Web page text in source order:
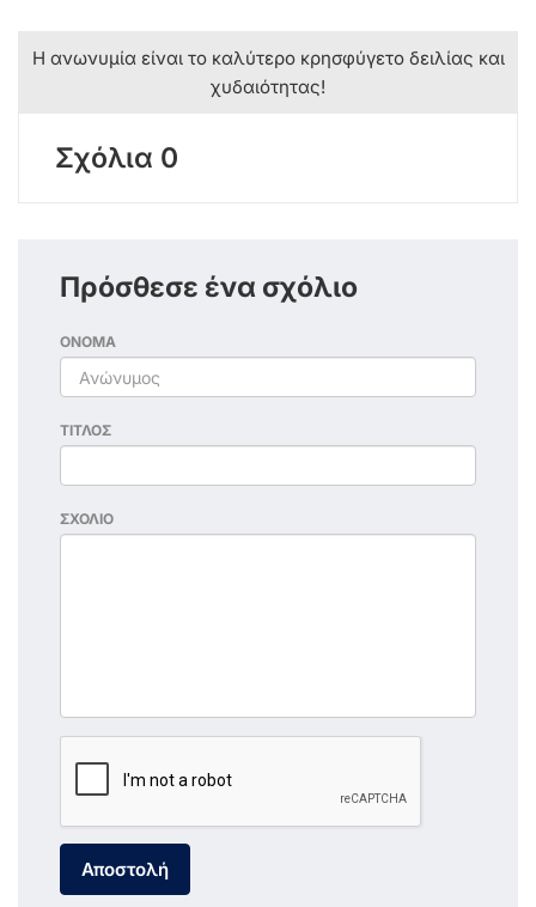
Η ανωνυμία είναι το καλύτερο κρησφύγετο δειλίας και
χυδαιότητας!
Σχόλια 0
Πρόσθεσε ένα σχόλιο
ΟΝΟΜΑ
ΤΙΤΛΟΣ
ΣΧΟΛΙΟ
Αποστολή